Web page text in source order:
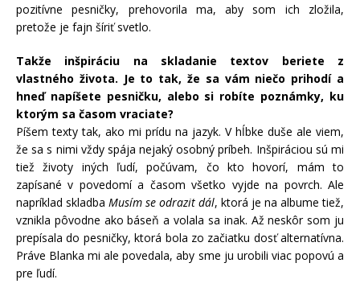
pozitívne pesničky, prehovorila ma, aby som ich zložila,
pretože je fajn šíriť svetlo.
Takže inšpiráciu na skladanie textov beriete z
vlastného života. Je to tak, že sa vám niečo prihodí a
hneď napíšete pesničku, alebo si robíte poznámky, ku
ktorým sa časom vraciate?
Píšem texty tak, ako mi prídu na jazyk. V hĺbke duše ale viem,
že sa s nimi vždy spája nejaký osobný príbeh. Inšpiráciou sú mi
tiež životy iných ľudí, počúvam, čo kto hovorí, mám to
zapísané v povedomí a časom všetko vyjde na povrch. Ale
napríklad skladba Musím se odrazit dál, ktorá je na albume tiež,
vznikla pôvodne ako báseň a volala sa inak. Až neskôr som ju
prepísala do pesničky, ktorá bola zo začiatku dosť alternatívna.
Práve Blanka mi ale povedala, aby sme ju urobili viac popovú a
pre ľudí.